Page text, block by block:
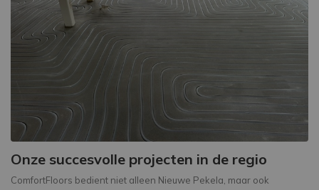
Onze succesvolle projecten in de regio
ComfortFloors bedient niet alleen Nieuwe Pekela, maar ook